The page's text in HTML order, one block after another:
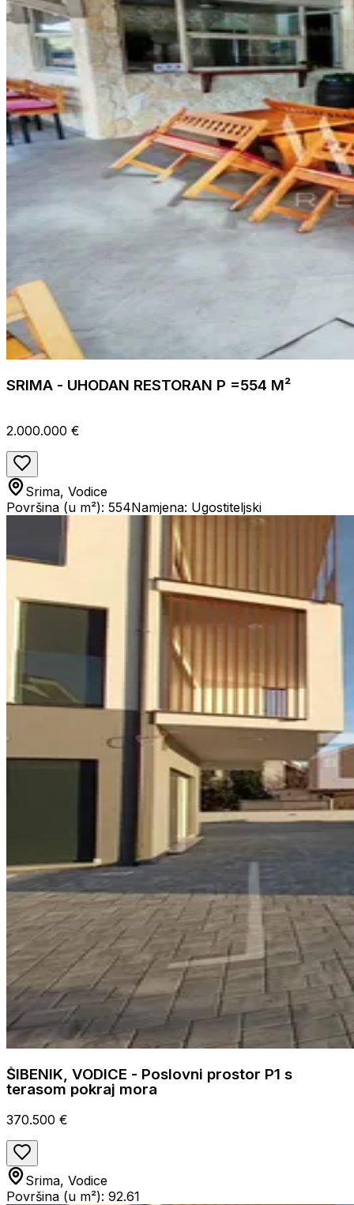
SRIMA - UHODAN RESTORAN P =554 M²
2.000.000 €
Srima, Vodice
Površina (u m²): 554Namjena: Ugostiteljski
ŠIBENIK, VODICE - Poslovni prostor P1 s
terasom pokraj mora
370.500 €
Srima, Vodice
Površina (u m²): 92.61